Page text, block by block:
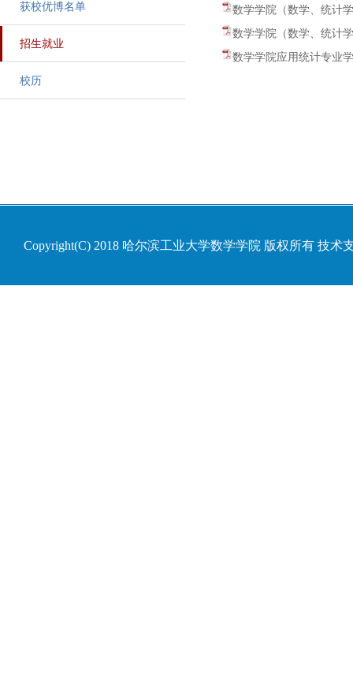
获校优博名单
招生就业
校历
数学学院（数学、统计
数学学院（数学、统计
数学学院应用统计专业
Copyright(C) 2018 哈尔滨工业大学数学学院 版权所有 技